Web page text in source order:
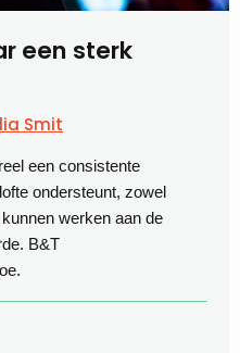
een sterk
Smit
een consistente
ondersteunt, zowel
werken aan de
B&T